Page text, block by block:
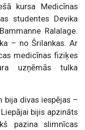
kursa Medicīnas
studentes Devika
Ralalage.
– no Šrilankas. Ar
medicīnas fiziķes
uzņēmās tulka
bija divas iespējas –
bijis apzināts
pazina slimnīcas